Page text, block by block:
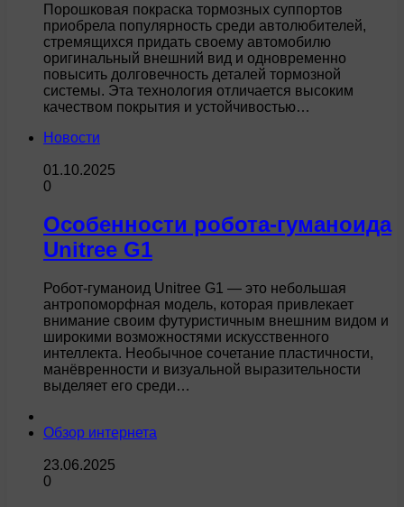
Порошковая покраска тормозных суппортов
приобрела популярность среди автолюбителей,
стремящихся придать своему автомобилю
оригинальный внешний вид и одновременно
повысить долговечность деталей тормозной
системы. Эта технология отличается высоким
качеством покрытия и устойчивостью…
Новости
01.10.2025
0
Особенности робота-гуманоида
Unitree G1
Робот-гуманоид Unitree G1 — это небольшая
антропоморфная модель, которая привлекает
внимание своим футуристичным внешним видом и
широкими возможностями искусственного
интеллекта. Необычное сочетание пластичности,
манёвренности и визуальной выразительности
выделяет его среди…
Обзор интернета
23.06.2025
0